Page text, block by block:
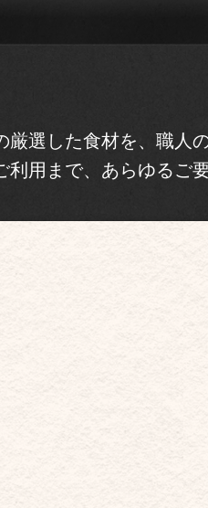
選した食材を、職人
用まで、あらゆるご